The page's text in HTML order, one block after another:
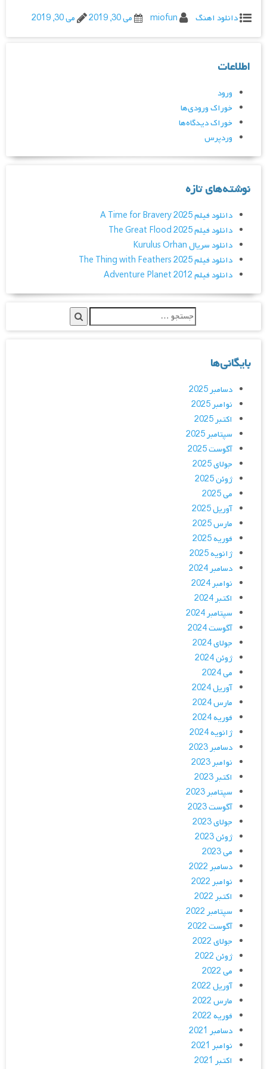
دانلود اهنگ miofun می 30, 2019 می 30, 2019
اطلاعات
ورود
خوراک ورودی‌ها
خوراک دیدگاه‌ها
وردپرس
نوشته‌های تازه
دانلود فیلم A Time for Bravery 2025
دانلود فیلم The Great Flood 2025
دانلود سریال Kurulus Orhan
دانلود فیلم The Thing with Feathers 2025
دانلود فیلم Adventure Planet 2012
بایگانی‌ها
دسامبر 2025
نوامبر 2025
اکتبر 2025
سپتامبر 2025
آگوست 2025
جولای 2025
ژوئن 2025
می 2025
آوریل 2025
مارس 2025
فوریه 2025
ژانویه 2025
دسامبر 2024
نوامبر 2024
اکتبر 2024
سپتامبر 2024
آگوست 2024
جولای 2024
ژوئن 2024
می 2024
آوریل 2024
مارس 2024
فوریه 2024
ژانویه 2024
دسامبر 2023
نوامبر 2023
اکتبر 2023
سپتامبر 2023
آگوست 2023
جولای 2023
ژوئن 2023
می 2023
دسامبر 2022
نوامبر 2022
اکتبر 2022
سپتامبر 2022
آگوست 2022
جولای 2022
ژوئن 2022
می 2022
آوریل 2022
مارس 2022
فوریه 2022
دسامبر 2021
نوامبر 2021
اکتبر 2021